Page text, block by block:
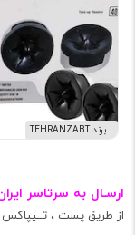
برند TEHRANZABT
ارسـال به سرتاسر
از طریق پست ، تــیپاکس